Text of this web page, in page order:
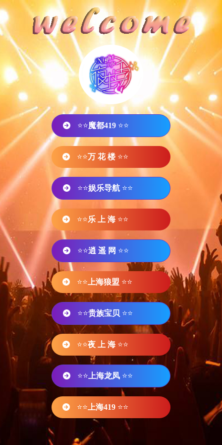
⭐⭐魔都419 ⭐⭐
⭐⭐万 花 楼 ⭐⭐
⭐⭐娱乐导航 ⭐⭐
⭐⭐乐 上 海 ⭐⭐
⭐⭐逍 遥 网 ⭐⭐
⭐⭐ 上海狼盟 ⭐⭐
⭐⭐贵族宝贝 ⭐⭐
⭐⭐夜 上 海 ⭐⭐
⭐⭐ 上海龙凤 ⭐⭐
⭐⭐ 上海419 ⭐⭐